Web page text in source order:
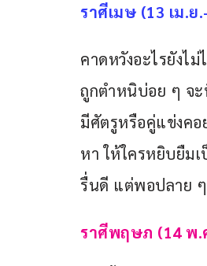
ราศีเมษ (13 เม.ย
คาดหวังอะไรยังไม่
ถูกตำหนิบ่อย ๆ จะ
มีศัตรูหรือคู่แข่งคอ
หา ให้ใครหยิบยืม
รื่นดี แต่พอปลาย
ราศีพฤษภ (14 พ.